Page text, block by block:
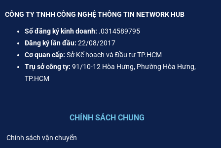
CÔNG TY TNHH CÔNG NGHỆ THÔNG TIN NETWORK HUB
Số đăng ký kinh doanh: .0314589795
Đăng ký lần đầu: 22/08/2017
Cơ quan cấp: Sở Kế hoạch và Đầu tư TP.HCM
Trụ sở công ty: 91/10-12 Hòa Hưng, Phường Hòa Hưng,
TP.HCM
CHÍNH SÁCH CHUNG
Chính sách vận chuyển